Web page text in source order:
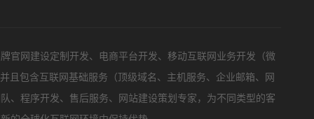
官网建设定制开发、电商平台开发、移动互联网业务开发（微
且包含互联网基础服务（顶级域名、主机服务、企业邮箱、网
、程序开发、售后服务、网站建设策划专家，为不同类型的客